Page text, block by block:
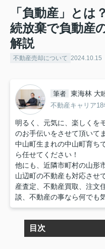
「負動産」とは
続放棄で負動産
解説
不動産売却について 2024.10.15
筆者 東海林 大
不動産キャリア18
明るく、元気に、楽しくを
のお手伝いをさせて頂いて
中山町生まれの中山町育ち
ら任せてください！
他にも、近隣市町村の山形
山辺町の不動産も対応させ
産査定、不動産買取、注文
談、不動産の事なら何でも
目次